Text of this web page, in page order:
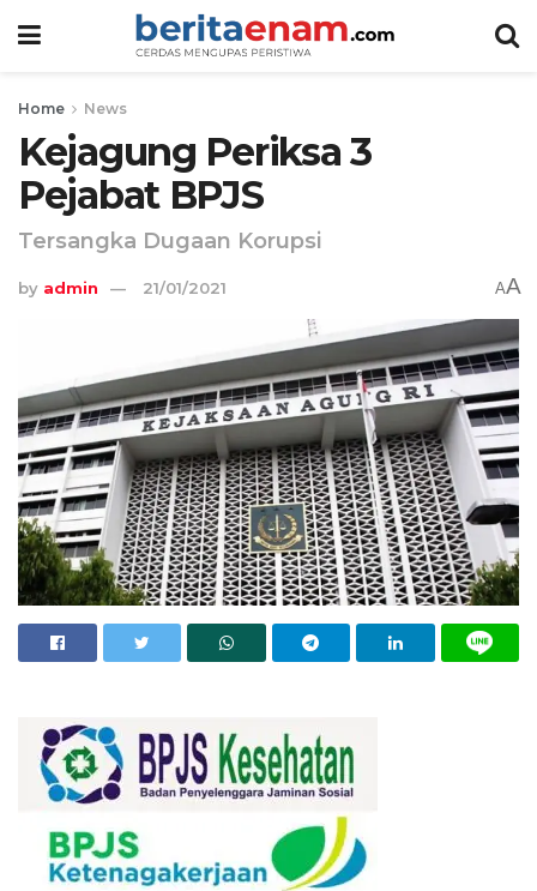
Home News
Kejagung Periksa 3
Pejabat BPJS
Tersangka Dugaan Korupsi
by admin 21/01/2021 AA